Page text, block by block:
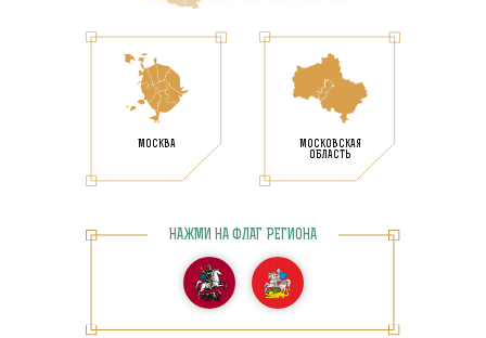
МОСКВА
МОСКОВСКАЯ
ОБЛАСТЬ
НАЖМИ НА ФЛАГ РЕГИОНА